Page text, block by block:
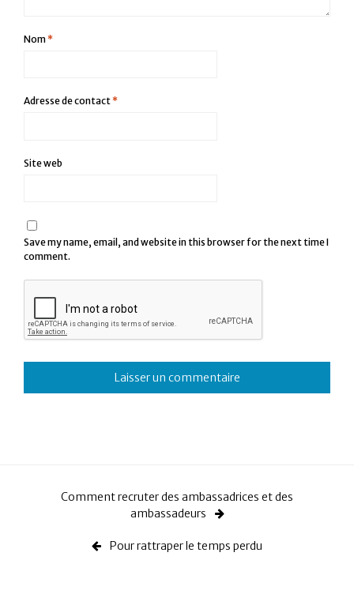
Nom*
Adresse de contact*
Site web
Save my name, email, and website in this browser for the next time I
comment.
Comment recruter des ambassadrices et des
ambassadeurs
Pour rattraper le temps perdu